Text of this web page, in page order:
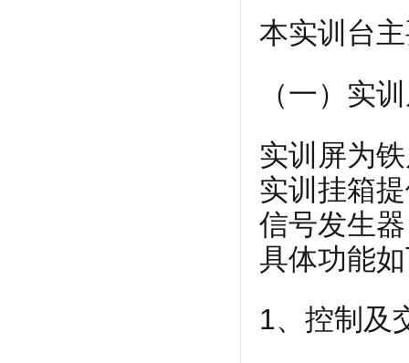
本实训台
（一）实
实训屏为
实训挂箱
信号发生
具体功能
1、控制及